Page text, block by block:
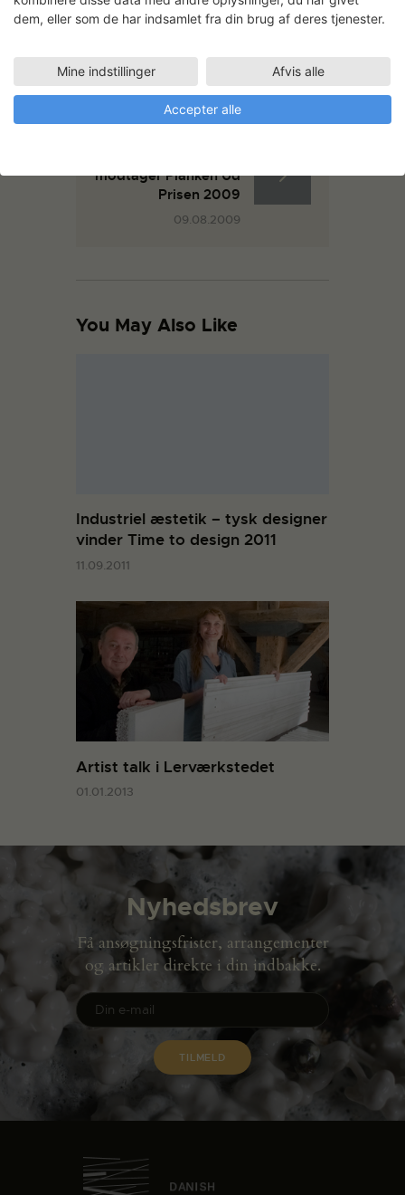
European Starlings
15.07.2009
modtager Planken Ud
Prisen 2009
09.08.2009
You May Also Like
Industriel æstetik – tysk designer
vinder Time to design 2011
11.09.2011
Artist talk i Lerværkstedet
01.01.2013
Nyhedsbrev
Få ansøgningsfrister, arrangementer
og artikler direkte i din indbakke.
dem, eller som de har indsamlet fra din brug af deres tjenester.
Mine indstillinger Afvis alle
Accepter alle